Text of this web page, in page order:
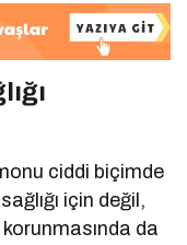
ciddi biçimde
için değil,
da